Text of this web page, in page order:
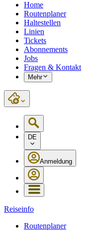
Home
Routenplaner
Haltestellen
Linien
Tickets
Abonnements
Jobs
Fragen & Kontakt
Mehr
DE
Anmeldung
Reiseinfo
Routenplaner